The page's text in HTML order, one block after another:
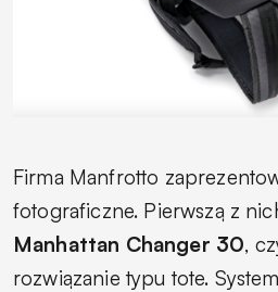
Firma Manfrotto
fotograficzne. Pierwszą z
Manhattan Changer 30,
rozwiązanie typu tote.